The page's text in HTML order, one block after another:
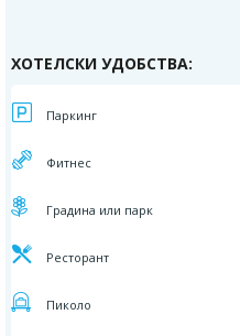
ХОТЕЛСКИ УДОБСТВА:
Паркинг
Фитнес
Градина или парк
Ресторант
Пиколо